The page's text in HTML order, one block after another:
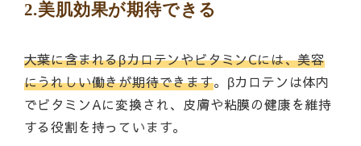
2.美肌効果が期待できる
大葉に含まれるβカロテンやビタミンCには、美容
にうれしい働きが期待できます。βカロテンは体内
でビタミンAに変換され、皮膚や粘膜の健康を維持
する役割を持っています。